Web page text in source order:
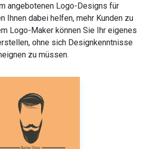
angebotenen Logo-Designs für
Ihnen dabei helfen, mehr Kunden zu
Logo-Maker können Sie Ihr eigenes
ohne sich Designkenntnisse
zu müssen.